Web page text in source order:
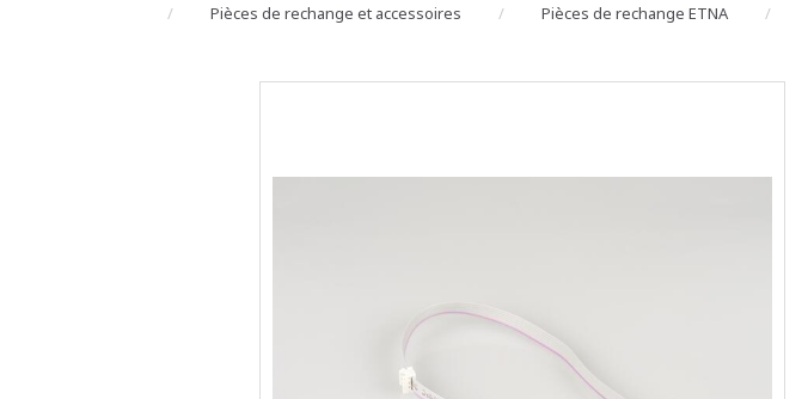
Pièces de rechange et accessoires Pièces de rechange ETNA